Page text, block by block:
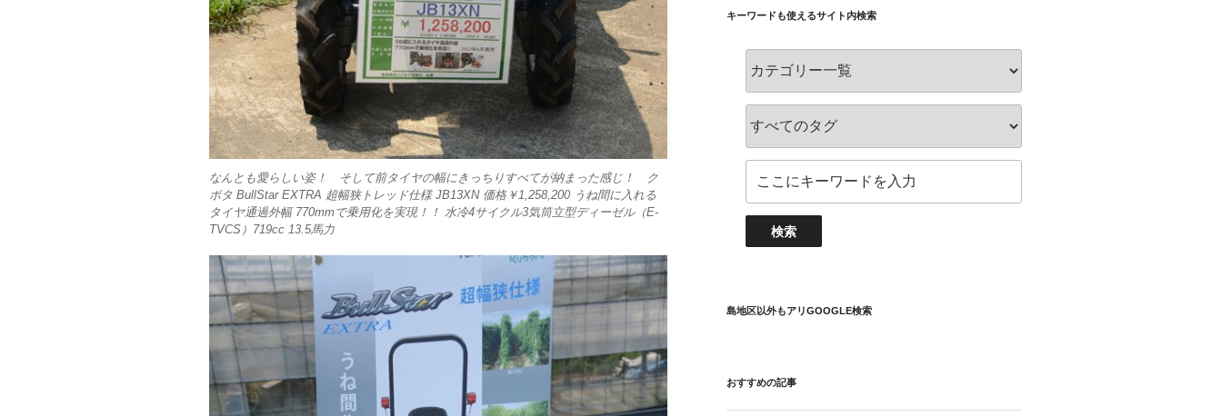
なんとも愛らしい姿！ そして前タイヤの幅にきっちりすべてが納まった感じ！ ク
ボタ BullStar EXTRA 超幅狭トレッド仕様 JB13XN 価格￥1,258,200 うね間に入れる
タイヤ通過外幅 770mmで乗用化を実現！！ 水冷4サイクル3気筒立型ディーゼル（E-
TVCS）719cc 13.5馬力
キーワードも使えるサイト内検索
島地区以外もアリGOOGLE検索
おすすめの記事